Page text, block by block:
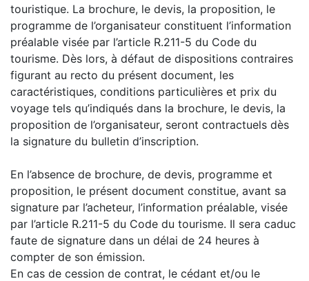
touristique. La brochure, le devis, la proposition, le
programme de l’organisateur constituent l’information
préalable visée par l’article R.211-5 du Code du
tourisme. Dès lors, à défaut de dispositions contraires
figurant au recto du présent document, les
caractéristiques, conditions particulières et prix du
voyage tels qu’indiqués dans la brochure, le devis, la
proposition de l’organisateur, seront contractuels dès
la signature du bulletin d’inscription.
En l’absence de brochure, de devis, programme et
proposition, le présent document constitue, avant sa
signature par l’acheteur, l’information préalable, visée
par l’article R.211-5 du Code du tourisme. Il sera caduc
faute de signature dans un délai de 24 heures à
compter de son émission.
En cas de cession de contrat, le cédant et/ou le